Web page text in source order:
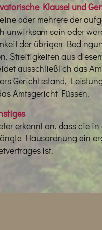
Klausel und
oder mehrere der
unwirksam sein oder
der übrigen
Streitigkeiten aus
ausschließlich das
Gerichtsstand,
Amtsgericht Füssen.
erkennt an, dass die in
Hausordnung ein
ist.